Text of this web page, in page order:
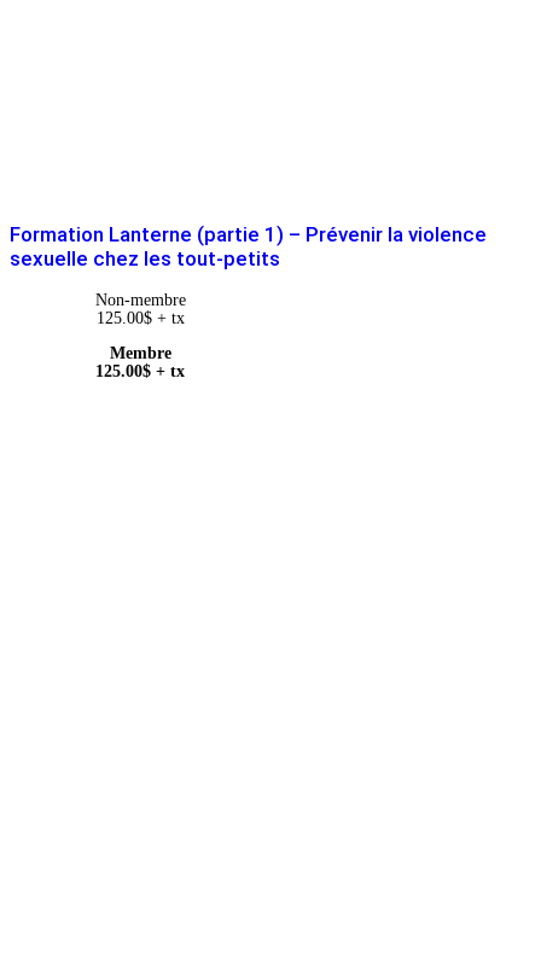
Formation Lanterne (partie 1) – Prévenir la violence
sexuelle chez les tout-petits
Non-membre
125.00$+ tx
Membre
125.00$ + tx